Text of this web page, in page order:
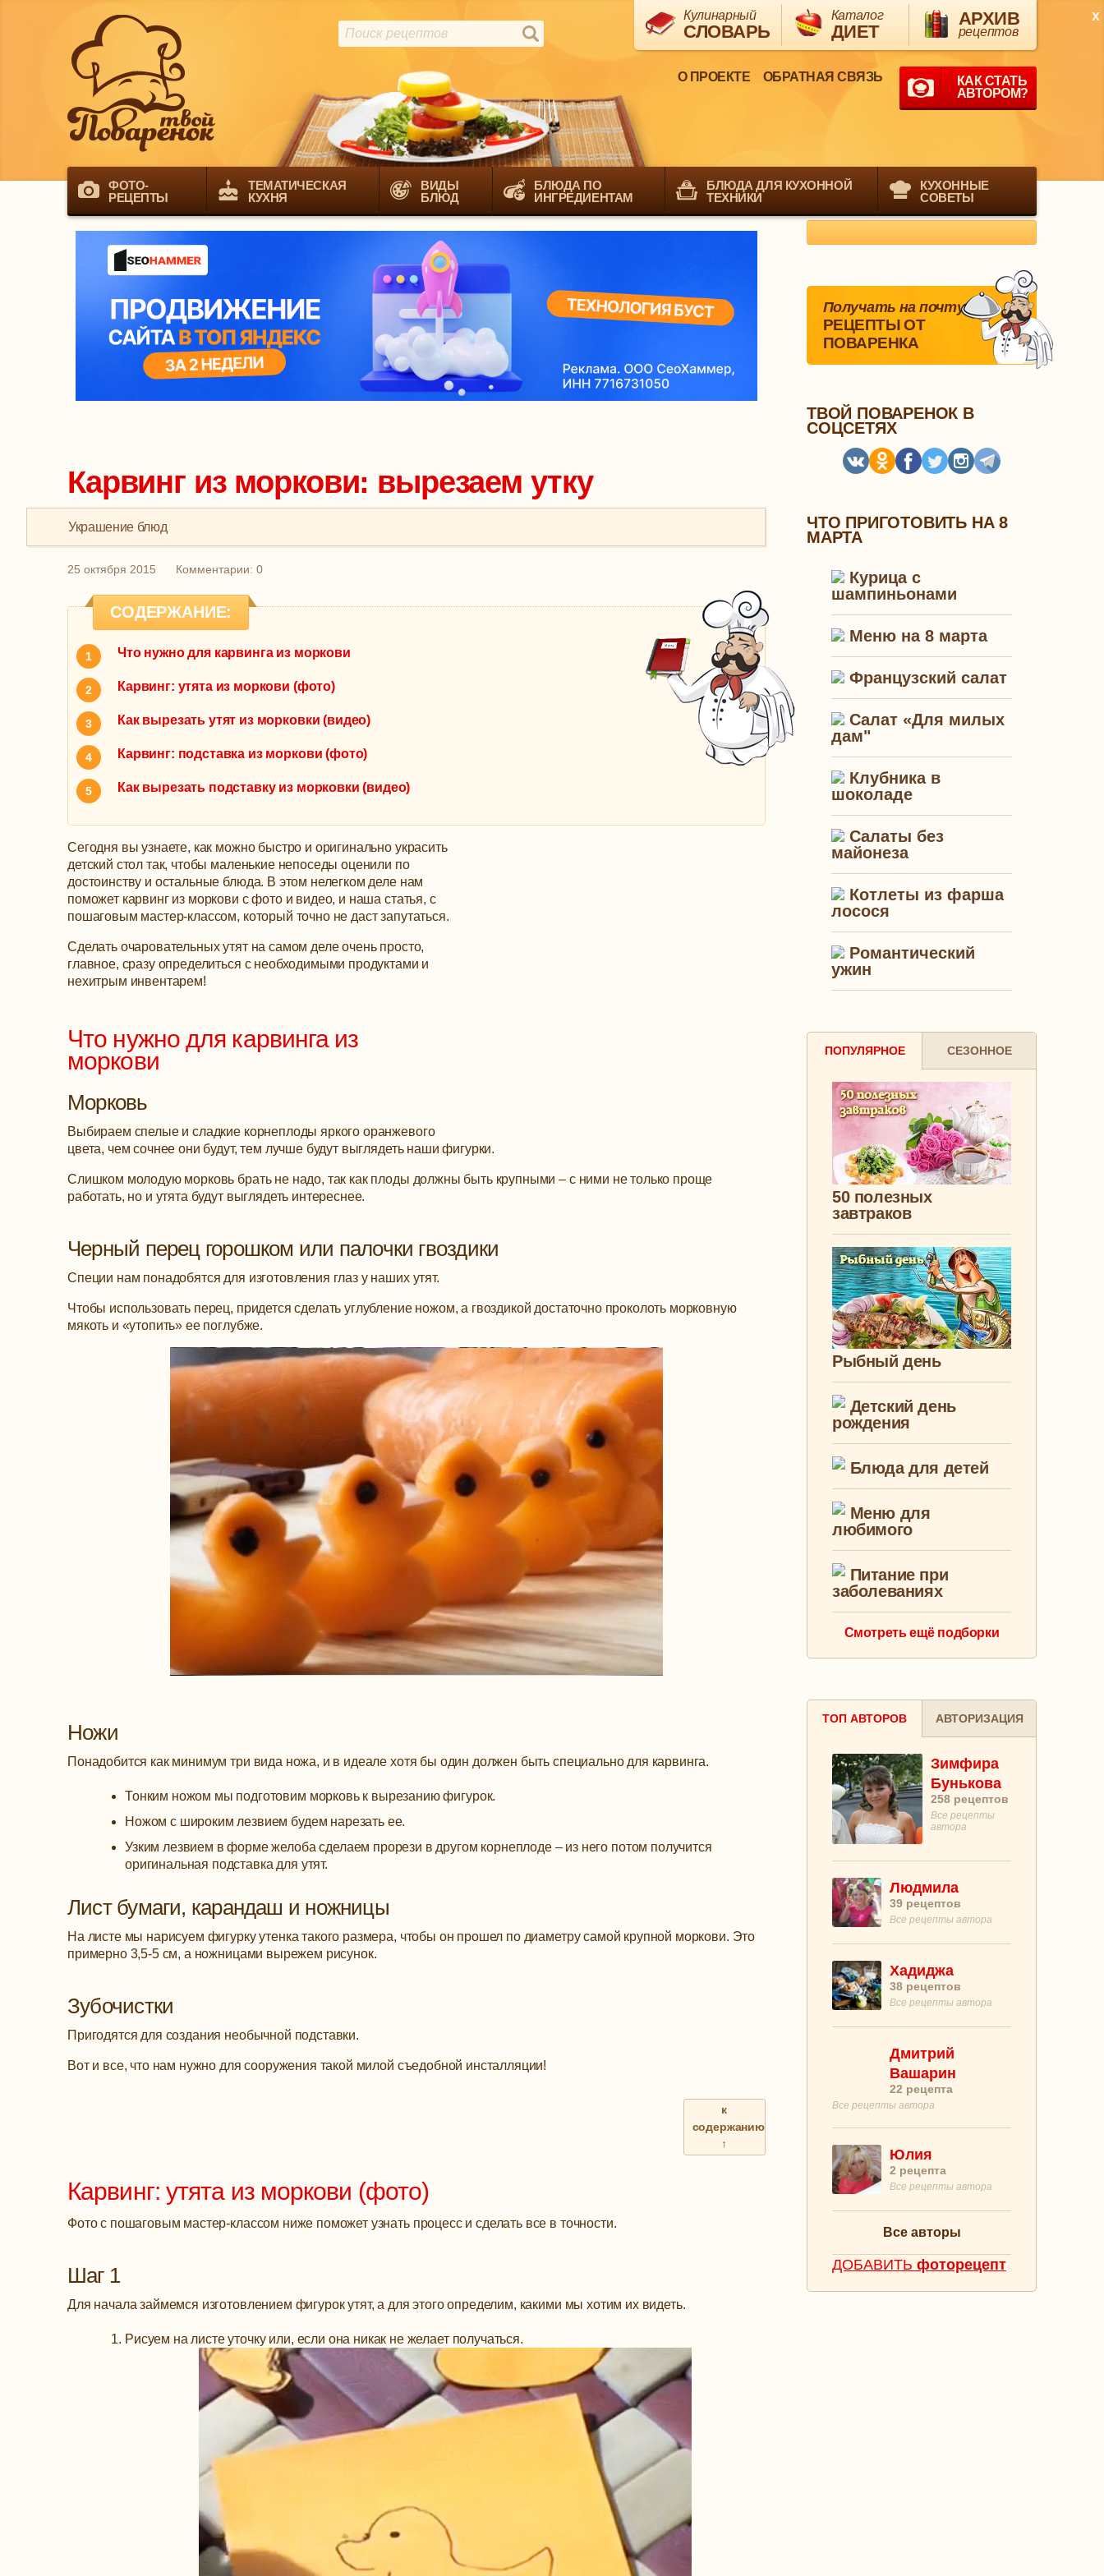
Кулинарный
СЛОВАРЬ
Каталог
ДИЕТ
АРХИВ
рецептов
КАК СТАТЬ
АВТОРОМ?
ОБРАТНАЯ СВЯЗЬ
О ПРОЕКТЕ
ФОТО-
РЕЦЕПТЫ
ТЕМАТИЧЕСКАЯ
КУХНЯ
ВИДЫ
БЛЮД
БЛЮДА ПО
ИНГРЕДИЕНТАМ
КУХОННЫЕ
СОВЕТЫ
БЛЮДА ДЛЯ КУХОННОЙ
ТЕХНИКИ
Карвинг из моркови: вырезаем утку
Украшение блюд
25 октября 2015 Комментарии: 0
СОДЕРЖАНИЕ:
Что нужно для карвинга из моркови
Карвинг: утята из моркови (фото)
Как вырезать утят из морковки (видео)
Карвинг: подставка из моркови (фото)
Как вырезать подставку из морковки (видео)
Сегодня вы узнаете, как можно быстро и оригинально украсить
детский стол так, чтобы маленькие непоседы оценили по
достоинству и остальные блюда. В этом нелегком деле нам
поможет карвинг из моркови с фото и видео, и наша статья, с
пошаговым мастер-классом, который точно не даст запутаться.
Сделать очаровательных утят на самом деле очень просто,
главное, сразу определиться с необходимыми продуктами и
нехитрым инвентарем!
Что нужно для карвинга из
моркови
Морковь
Выбираем спелые и сладкие корнеплоды яркого оранжевого
цвета, чем сочнее они будут, тем лучше будут выглядеть наши фигурки.
Слишком молодую морковь брать не надо, так как плоды должны быть крупными – с ними не только проще
работать, но и утята будут выглядеть интереснее.
Черный перец горошком или палочки гвоздики
Специи нам понадобятся для изготовления глаз у наших утят.
Чтобы использовать перец, придется сделать углубление ножом, а гвоздикой достаточно проколоть морковную
мякоть и «утопить» ее поглубже.
Ножи
Понадобится как минимум три вида ножа, и в идеале хотя бы один должен быть специально для карвинга.
Тонким ножом мы подготовим морковь к вырезанию фигурок.
Ножом с широким лезвием будем нарезать ее.
Узким лезвием в форме желоба сделаем прорези в другом корнеплоде – из него потом получится
оригинальная подставка для утят.
Лист бумаги, карандаш и ножницы
На листе мы нарисуем фигурку утенка такого размера, чтобы он прошел по диаметру самой крупной моркови. Это
примерно 3,5-5 см, а ножницами вырежем рисунок.
Зубочистки
Пригодятся для создания необычной подставки.
Вот и все, что нам нужно для сооружения такой милой съедобной инсталляции!
к
содержанию
↑
Карвинг: утята из моркови (фото)
Фото с пошаговым мастер-классом ниже поможет узнать процесс и сделать все в точности.
Шаг 1
Для начала займемся изготовлением фигурок утят, а для этого определим, какими мы хотим их видеть.
Рисуем на листе уточку или, если она никак не желает получаться.
x
Получать на почту
РЕЦЕПТЫ ОТ
ПОВАРЕНКА
ТВОЙ ПОВАРЕНОК В
СОЦСЕТЯХ
ЧТО ПРИГОТОВИТЬ НА 8
МАРТА
Курица с
шампиньонами
Меню на 8 марта
Французский салат
Салат «Для милых
дам"
Клубника в
шоколаде
Салаты без
майонеза
Котлеты из фарша
лосося
Романтический
ужин
ПОПУЛЯРНОЕ СЕЗОННОЕ
50 полезных
завтраков
Рыбный день
Детский день
рождения
Блюда для детей
Меню для
любимого
Питание при
заболеваниях
Смотреть ещё подборки
ТОП АВТОРОВ АВТОРИЗАЦИЯ
Зимфира
Бунькова
258 рецептов
Все рецепты
автора
Людмила
39 рецептов
Все рецепты автора
Хадиджа
38 рецептов
Все рецепты автора
Дмитрий
Вашарин
22 рецепта
Все рецепты автора
Юлия
2 рецепта
Все рецепты автора
Все авторы
ДОБАВИТЬ фоторецепт